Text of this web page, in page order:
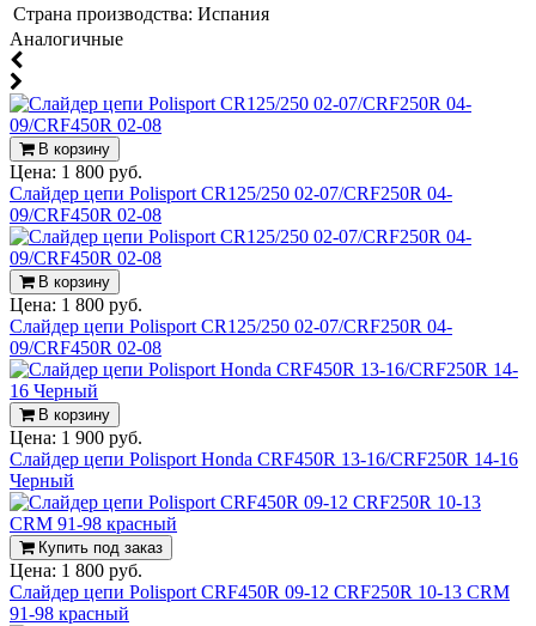
Страна производства: Испания
Аналогичные
В корзину
Цена: 1 800 руб.
Слайдер цепи Polisport CR125/250 02-07/CRF250R 04-
09/CRF450R 02-08
В корзину
Цена: 1 800 руб.
Слайдер цепи Polisport CR125/250 02-07/CRF250R 04-
09/CRF450R 02-08
В корзину
Цена: 1 900 руб.
Слайдер цепи Polisport Honda CRF450R 13-16/CRF250R 14-16
Черный
Купить под заказ
Цена: 1 800 руб.
Слайдер цепи Polisport CRF450R 09-12 CRF250R 10-13 CRM
91-98 красный